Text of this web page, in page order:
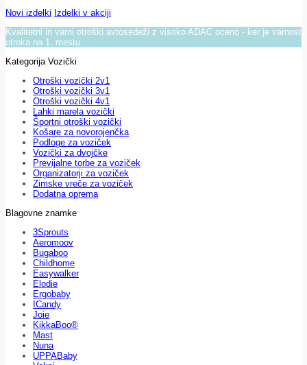
Novi izdelki Izdelki v akciji
Kvalitetni in varni otroški avtosedeži z visoko ADAC oceno - ker je varnost
otroka na 1. mestu.
Kategorija Vozički
Otroški vozički 2v1
Otroški vozički 3v1
Otroški vozički 4v1
Lahki marela vozički
Športni otroški vozički
Košare za novorojenčka
Podloge za voziček
Vozički za dvojčke
Previjalne torbe za voziček
Organizatorji za voziček
Zimske vreče za voziček
Dodatna oprema
Blagovne znamke
3Sprouts
Aeromoov
Bugaboo
Childhome
Easywalker
Elodie
Ergobaby
ICandy
Joie
KikkaBoo®
Mast
Nuna
UPPABaby